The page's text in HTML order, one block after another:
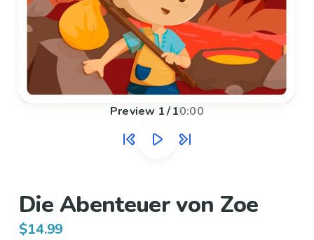
Preview 1/10:00
Die Abenteuer von Zoe
$14.99